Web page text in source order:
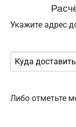
Укажите адрес
Либо отметьте